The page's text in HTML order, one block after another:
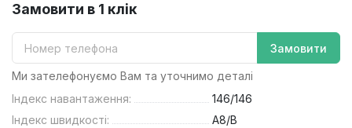
Замовити в 1 клік
Замовити
Ми зателефонуємо Вам та уточнимо деталі
Індекс навантаження:
146/146
Індекс швидкості:
A8/B